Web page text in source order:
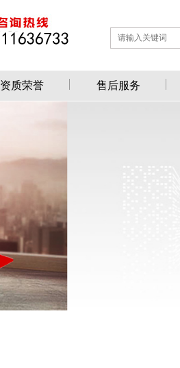
资质荣誉 售后服务